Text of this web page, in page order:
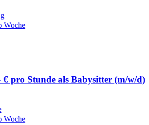
Woche
€ pro Stunde als Babysitter (m/w/d)
Woche